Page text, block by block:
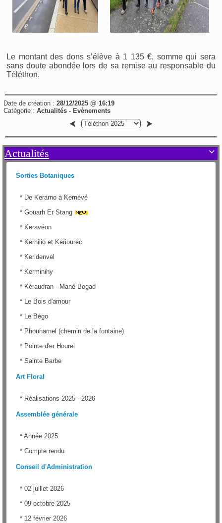
Le montant des dons s’élève à 1 135 €, somme qui sera
sans doute abondée lors de sa remise au responsable du
Téléthon.
Date de création : 28/12/2025 @ 16:19
Catégorie : Actualités - Evènements

Actualités
Sorties Botaniques
* De Kerarno à Kernévé
* Gouarh Er Stang
* Keravéon
* Kerhilio et Keriourec
* Keridenvel
* Kerminihy
* Kéraudran - Mané Bogad
* Le Bois d'amour
* Le Bégo
* Phouharnel (chemin de la fontaine)
* Pointe d'er Hourel
* Sainte Barbe
Art Floral
* Réalisations 2025 - 2026
Assemblée générale
* Année 2025
* Compte rendu
Conseil d'Administration
* 02 juillet 2026
* 09 octobre 2025
* 12 février 2026